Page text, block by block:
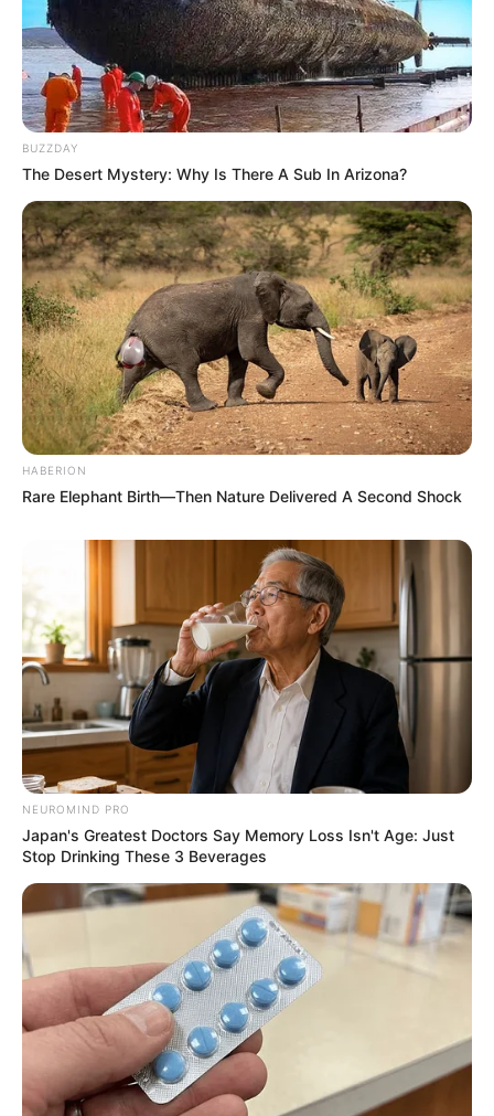
BUZZDAY
The Desert Mystery: Why Is There A Sub In Arizona?
HABERION
Rare Elephant Birth—Then Nature Delivered A Second Shock
NEUROMIND PRO
Japan's Greatest Doctors Say Memory Loss Isn't Age: Just
Stop Drinking These 3 Beverages